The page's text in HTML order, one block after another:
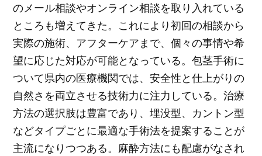
のメール相談やオンライン相談を取り入れている
ところも増えてきた。これにより初回の相談から
実際の施術、アフターケアまで、個々の事情や希
望に応じた対応が可能となっている。包茎手術に
ついて県内の医療機関では、安全性と仕上がりの
自然さを両立させる技術力に注力している。治療
方法の選択肢は豊富であり、埋没型、カントン型
などタイプごとに最適な手術法を提案することが
主流になりつつある。麻酔方法にも配慮がなされ